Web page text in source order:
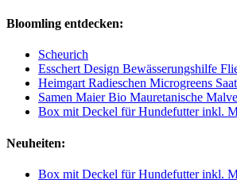
Bloomling entdecken:
Scheurich
Esschert Design Bewässerungshilfe
Heimgart Radieschen Microgreens
Samen Maier Bio Mauretanische Malve
Box mit Deckel für Hundefutter inkl.
Neuheiten:
Box mit Deckel für Hundefutter inkl.